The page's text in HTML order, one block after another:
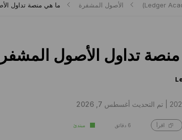
الأصول المشفرة ما هي منصة تداول
تداول الأصول
تم التحديث أغسطس 7, 2026
اقرأ 6 دقائق مبتدئ